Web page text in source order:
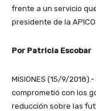
frente a un servicio
presidente de la
Por Patricia Escobar
MISIONES (15/9/
comprometió con los
reducción sobre las